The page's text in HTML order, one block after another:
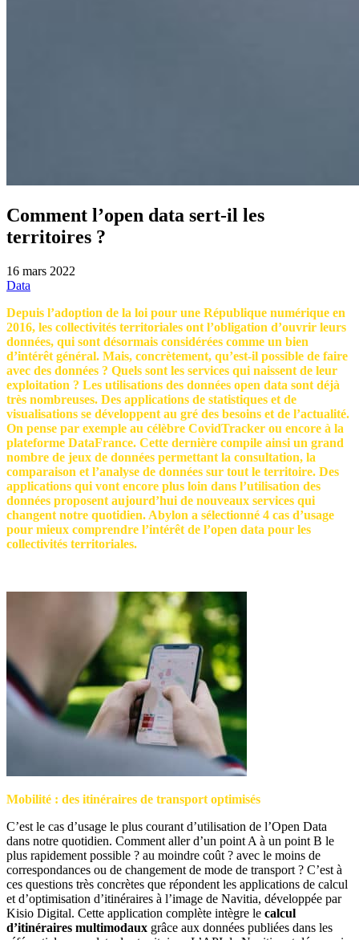
Comment l’open data sert-il les
territoires ?
16 mars 2022
Data
Depuis l’adoption de la loi pour une République numérique en
2016, les collectivités territoriales ont l’obligation d’ouvrir leurs
données, qui sont désormais considérées comme un bien
d’intérêt général. Mais, concrètement, qu’est-il possible de faire
avec des données ? Quels sont les services qui naissent de leur
exploitation ? Les utilisations des données open data sont déjà
très nombreuses. Des applications de statistiques et de
visualisations se développent au gré des besoins et de l’actualité.
On pense par exemple au célèbre CovidTracker ou encore à la
plateforme DataFrance. Cette dernière compile ainsi un grand
nombre de jeux de données permettant la consultation, la
comparaison et l’analyse de données sur tout le territoire. Des
applications qui vont encore plus loin dans l’utilisation des
données proposent aujourd’hui de nouveaux services qui
changent notre quotidien. Abylon a sélectionné 4 cas d’usage
pour mieux comprendre l’intérêt de l’open data pour les
collectivités territoriales.
Mobilité : des itinéraires de transport optimisés
C’est le cas d’usage le plus courant d’utilisation de l’Open Data
dans notre quotidien. Comment aller d’un point A à un point B le
plus rapidement possible ? au moindre coût ? avec le moins de
correspondances ou de changement de mode de transport ? C’est à
ces questions très concrètes que répondent les applications de calcul
et d’optimisation d’itinéraires à l’image de Navitia, développée par
Kisio Digital. Cette application complète intègre le calcul
d’itinéraires multimodaux grâce aux données publiées dans les